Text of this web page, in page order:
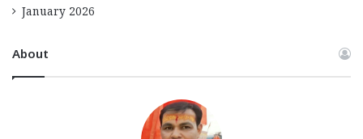
January 2026
About